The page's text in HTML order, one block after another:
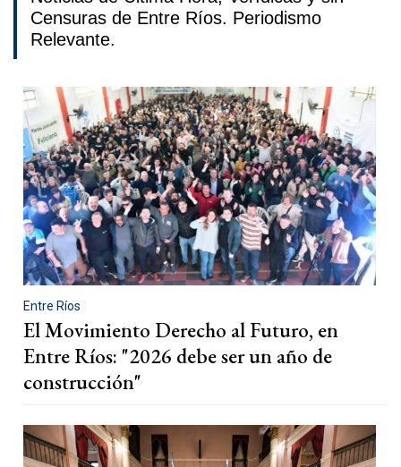
Censuras de Entre Ríos. Periodismo
Relevante.
Entre Ríos
El Movimiento Derecho al Futuro, en
Entre Ríos: "2026 debe ser un año de
construcción"